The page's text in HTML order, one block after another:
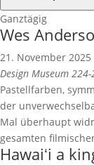
Ganztägig
Wes
21. November 2025
Design Museum 224-
Pastellfarben,
der
Mal überhaupt
gesamten
Hawaiʻi a